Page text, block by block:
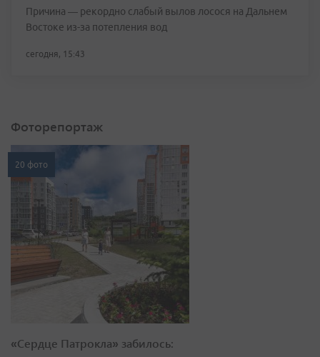
Причина — рекордно слабый вылов лосося на Дальнем
Востоке из-за потепления вод
сегодня, 15:43
Фоторепортаж
20 фото
«Сердце Патрокла» забилось: